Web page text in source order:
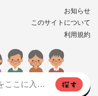
お知らせ
このサイトについて
利用規約